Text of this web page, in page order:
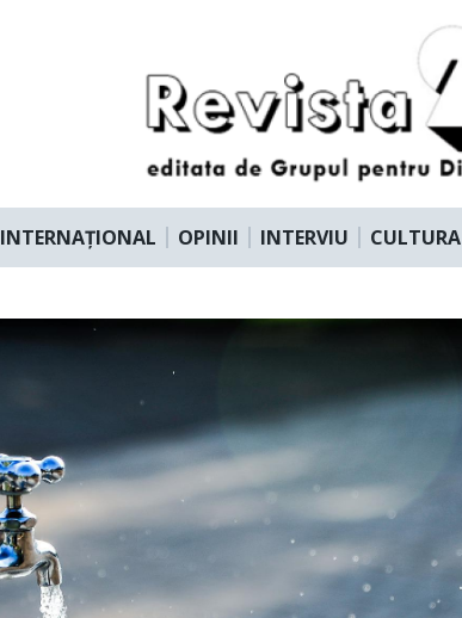
INTERNAȚIONAL OPINII INTERVIU CULTURA